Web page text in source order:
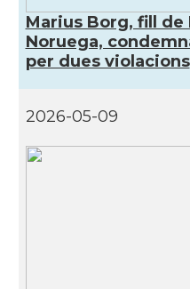
Marius Borg, fill
Noruega,
per dues violacions
2026-05-09